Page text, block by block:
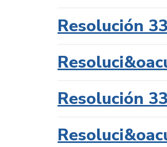
Resolución
Resolución